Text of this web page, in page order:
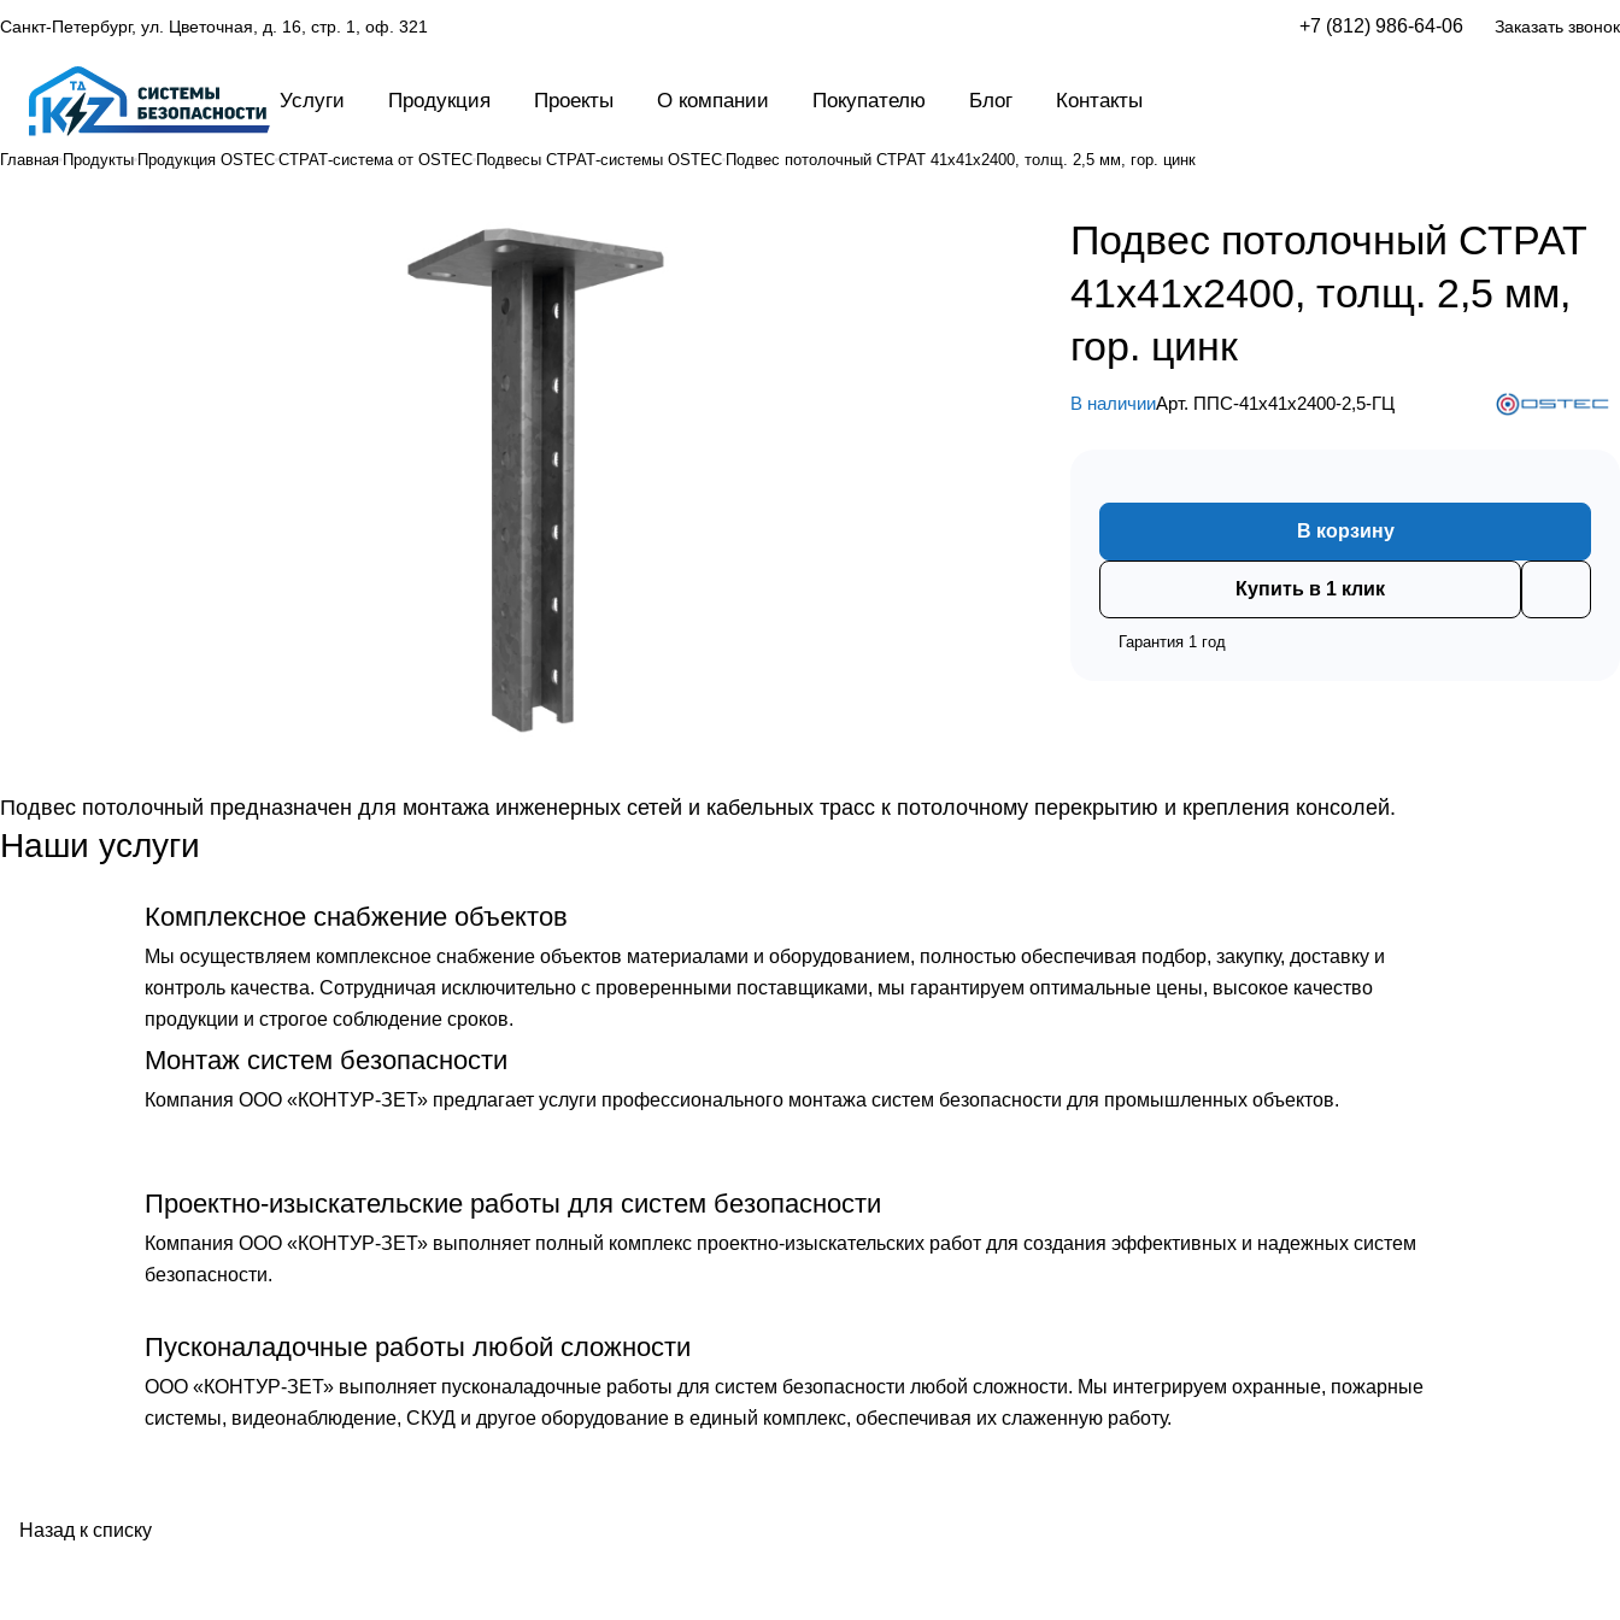
Санкт-Петербург, ул. Цветочная, д. 16, стр. 1, оф. 321 +7 (812) 986-64-06 Заказать звонок
Услуги Продукция Проекты О компании Покупателю Блог Контакты
Главная Продукты Продукция OSTEC СТРАТ-система от OSTEC Подвесы СТРАТ-системы OSTEC Подвес потолочный СТРАТ 41х41х2400, толщ. 2,5 мм, гор. цинк
Подвес потолочный СТРАТ
41х41х2400, толщ. 2,5 мм,
гор. цинк
В наличииАрт. ППС-41х41х2400-2,5-ГЦ
В корзину
Купить в 1 клик
Гарантия 1 год
Подвес потолочный предназначен для монтажа инженерных сетей и кабельных трасс к потолочному перекрытию и крепления консолей.
Наши услуги
Комплексное снабжение объектов
Мы осуществляем комплексное снабжение объектов материалами и оборудованием, полностью обеспечивая подбор, закупку, доставку и
контроль качества. Сотрудничая исключительно с проверенными поставщиками, мы гарантируем оптимальные цены, высокое качество
продукции и строгое соблюдение сроков.
Монтаж систем безопасности
Компания ООО «КОНТУР-ЗЕТ» предлагает услуги профессионального монтажа систем безопасности для промышленных объектов.
Проектно-изыскательские работы для систем безопасности
Компания ООО «КОНТУР-ЗЕТ» выполняет полный комплекс проектно-изыскательских работ для создания эффективных и надежных систем
безопасности.
Пусконаладочные работы любой сложности
ООО «КОНТУР-ЗЕТ» выполняет пусконаладочные работы для систем безопасности любой сложности. Мы интегрируем охранные, пожарные
системы, видеонаблюдение, СКУД и другое оборудование в единый комплекс, обеспечивая их слаженную работу.
Назад к списку